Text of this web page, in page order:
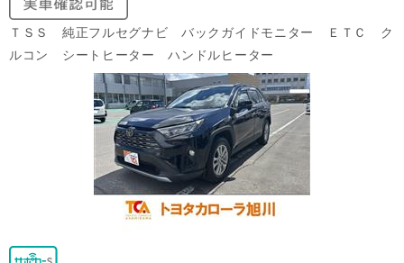
ＴＳＳ 純正フルセグナビ バックガイドモニター ＥＴＣ ク
ルコン シートヒーター ハンドルヒーター